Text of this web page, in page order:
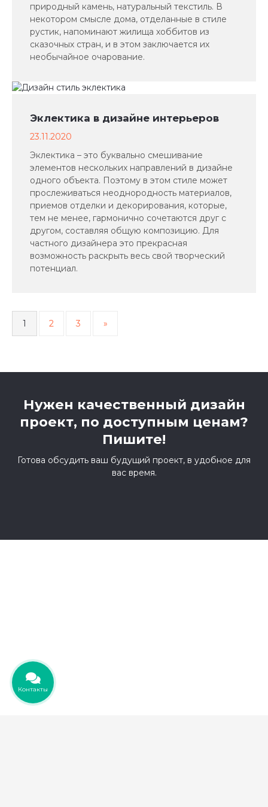
природный камень, натуральный текстиль. В
некотором смысле дома, отделанные в стиле
рустик, напоминают жилища хоббитов из
сказочных стран, и в этом заключается их
необычайное очарование.
Эклектика в дизайне интерьеров
23.11.2020
Эклектика – это буквально смешивание
элементов нескольких направлений в дизайне
одного объекта. Поэтому в этом стиле может
прослеживаться неоднородность материалов,
приемов отделки и декорирования, которые,
тем не менее, гармонично сочетаются друг с
другом, составляя общую композицию. Для
частного дизайнера это прекрасная
возможность раскрыть весь свой творческий
потенциал.
1 2 3 »
Нужен качественный дизайн
проект, по доступным ценам?
Пишите!
Готова обсудить ваш будущий проект, в удобное для
вас время.
+7 (917) 594-61-25
+7 (917) 594-61-25
Контакты